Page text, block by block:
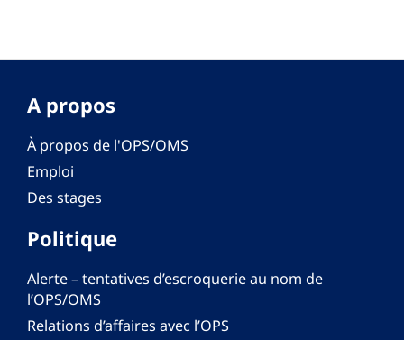
A propos
À propos de l'OPS/OMS
Emploi
Des stages
Politique
Alerte – tentatives d’escroquerie au nom de
l’OPS/OMS
Relations d’affaires avec l’OPS